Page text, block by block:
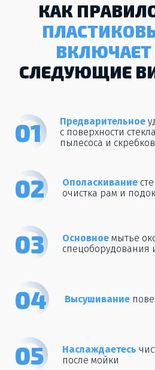
КАК
ВКЛЮЧАЕТ
СЛЕДУЮЩИЕ
01 Предварительное
с поверхности
пылесоса и скребков
02 Ополаскивание
очистка рам и
03 Основноемытье
спецоборудования
04 Высушивание
05 Наслаждаетесь
после мойки